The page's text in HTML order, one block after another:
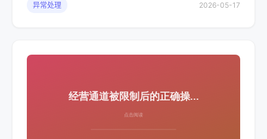
异常处理 2026-05-17